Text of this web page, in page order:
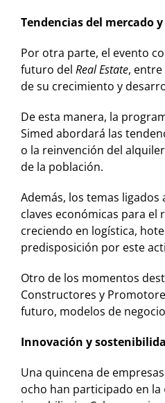
Tendencias del mercado
Por otra parte, el evento
futuro del Real Estate,
de su crecimiento y
De esta manera, la
Simed abordará las
o la reinvención del
de la población.
Además, los temas
claves económicas para
creciendo en logística,
predisposición por este
Otro de los momentos
Constructores y
futuro, modelos de
Innovación y
Una quincena de
ocho han participado en la